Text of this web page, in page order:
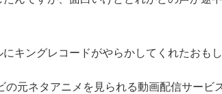
キングレコードがやらかしてくれたおも
の元ネタアニメを見られる動画配信サー